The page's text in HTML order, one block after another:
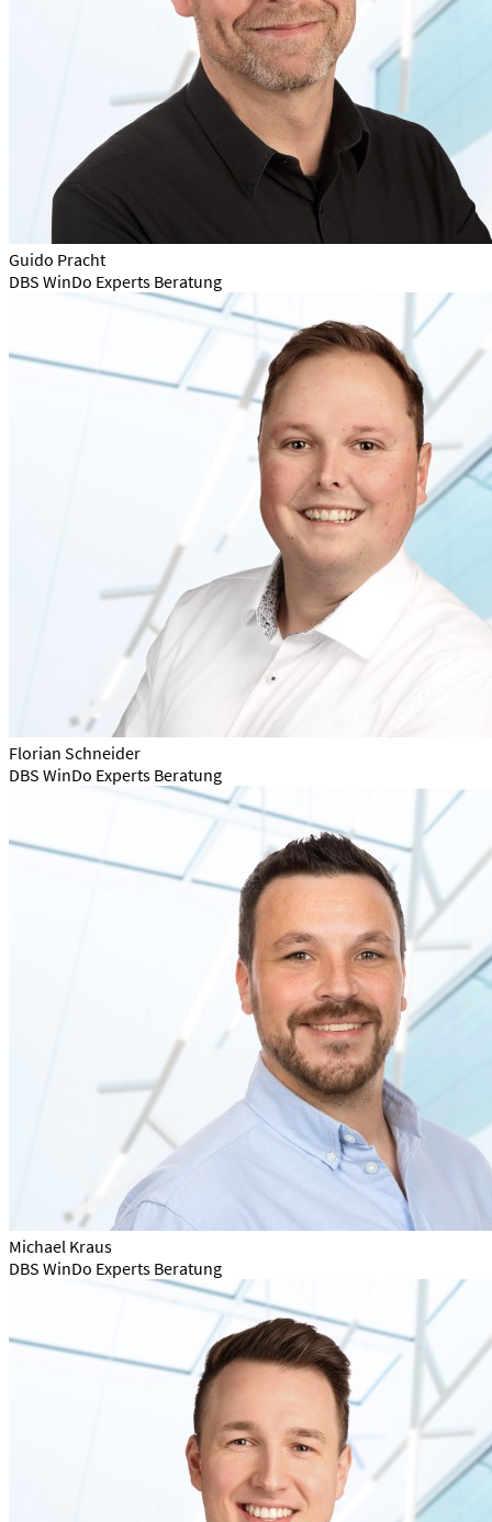
Guido Pracht
DBS WinDo Experts Beratung
Florian Schneider
DBS WinDo Experts Beratung
Michael Kraus
DBS WinDo Experts Beratung